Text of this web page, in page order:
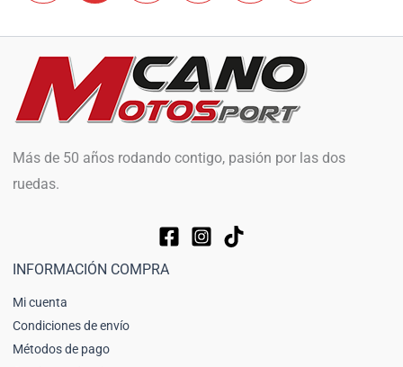
Más de 50 años rodando contigo, pasión por las dos
ruedas.
INFORMACIÓN COMPRA
Mi cuenta
Condiciones de envío
Métodos de pago